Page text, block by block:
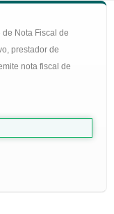
Nota Fiscal de
prestador de
nota fiscal de